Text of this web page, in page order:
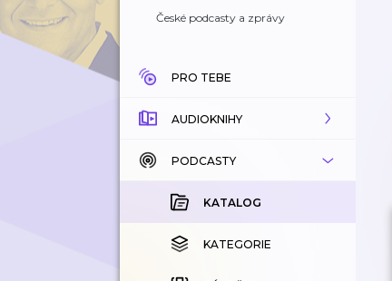
České podcasty a zprávy
PRO TEBE
AUDIOKNIHY
KATALOG
KOUPENÉ
KATEGORIE
PODCASTY
KATALOG
KATEGORIE